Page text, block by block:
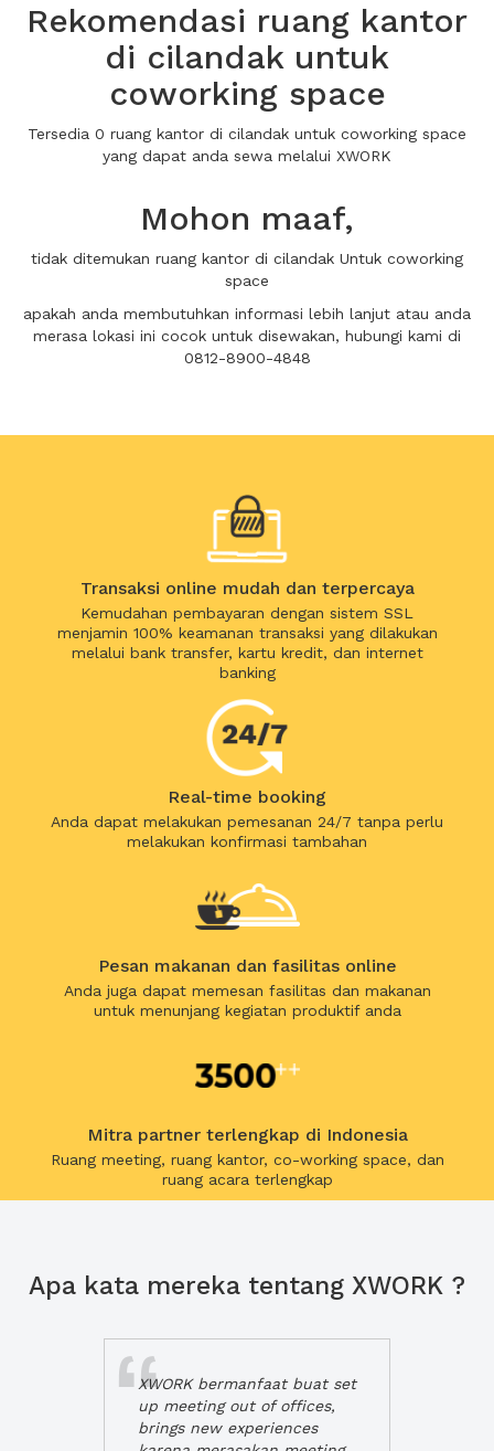
Rekomendasi ruang kantor
di cilandak untuk
coworking space
Tersedia 0 ruang kantor di cilandak untuk coworking space
yang dapat anda sewa melalui XWORK
Mohon maaf,
tidak ditemukan ruang kantor di cilandak Untuk coworking
space
apakah anda membutuhkan informasi lebih lanjut atau anda
merasa lokasi ini cocok untuk disewakan, hubungi kami di
0812-8900-4848
Transaksi online mudah dan terpercaya
Kemudahan pembayaran dengan sistem SSL
menjamin 100% keamanan transaksi yang dilakukan
melalui bank transfer, kartu kredit, dan internet
banking
Real-time booking
Anda dapat melakukan pemesanan 24/7 tanpa perlu
melakukan konfirmasi tambahan
Pesan makanan dan fasilitas online
Anda juga dapat memesan fasilitas dan makanan
untuk menunjang kegiatan produktif anda
Mitra partner terlengkap di Indonesia
Ruang meeting, ruang kantor, co-working space, dan
ruang acara terlengkap
Apa kata mereka tentang XWORK ?
XWORK bermanfaat buat set
up meeting out of offices,
brings new experiences